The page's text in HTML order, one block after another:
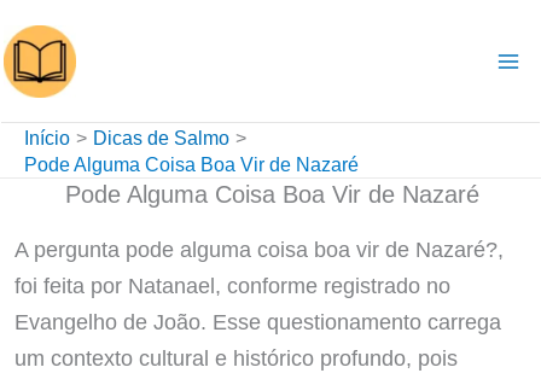
para
o
conteúdo
Início
Dicas de Salmo
Pode Alguma Coisa Boa Vir de Nazaré
Pode Alguma Coisa Boa Vir de Nazaré
A pergunta pode alguma coisa boa vir de Nazaré?,
foi feita por Natanael, conforme registrado no
Evangelho de João. Esse questionamento carrega
um contexto cultural e histórico profundo, pois